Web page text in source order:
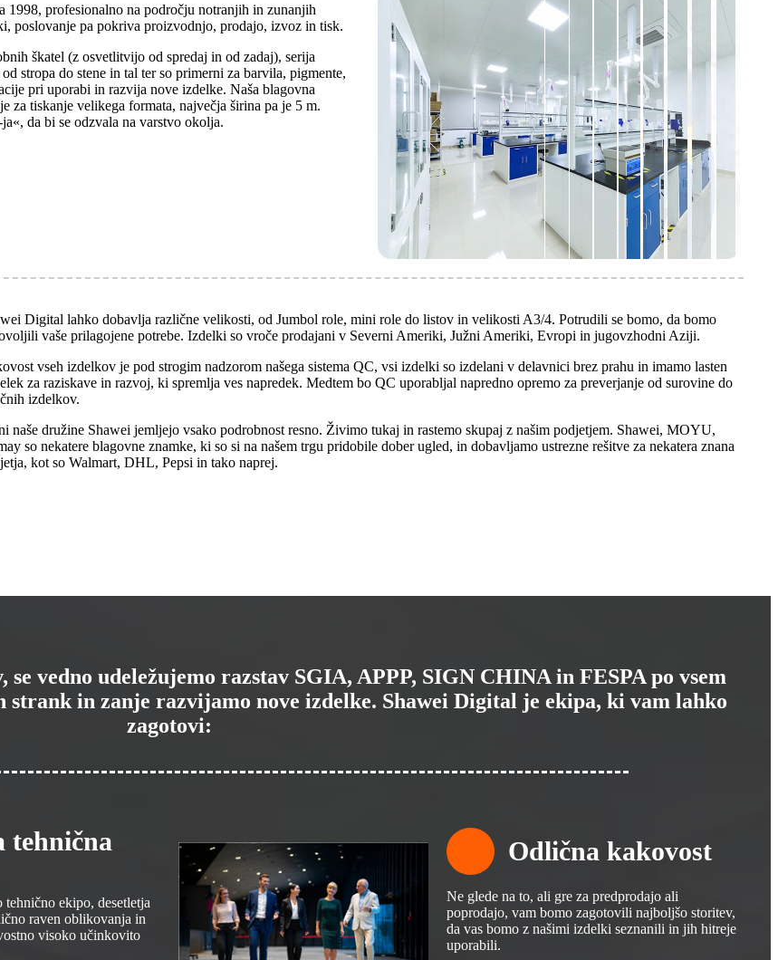
profesionalno na področju notranjih in zunanjih
poslovanje pa pokriva proizvodnjo, prodajo, izvoz in tisk.
škatel (z osvetlitvijo od spredaj in od zadaj), serija
stropa do stene in tal ter so primerni za barvila, pigmente,
pri uporabi in razvija nove izdelke. Naša blagovna
tiskanje velikega formata, največja širina pa je 5 m.
da bi se odzvala na varstvo okolja.
Digital lahko dobavlja različne velikosti, od Jumbol role, mini role do listov in velikosti A3/4. Potrudili se bomo, da bomo
vaše prilagojene potrebe. Izdelki so vroče prodajani v Severni Ameriki, Južni Ameriki, Evropi in jugovzhodni Aziji.
vseh izdelkov je pod strogim nadzorom našega sistema QC, vsi izdelki so izdelani v delavnici brez prahu in imamo lasten
za raziskave in razvoj, ki spremlja ves napredek. Medtem bo QC uporabljal napredno opremo za preverjanje od surovine do
izdelkov.
naše družine Shawei jemljejo vsako podrobnost resno. Živimo tukaj in rastemo skupaj z našim podjetjem. Shawei, MOYU,
so nekatere blagovne znamke, ki so si na našem trgu pridobile dober ugled, in dobavljamo ustrezne rešitve za nekatera znana
kot so Walmart, DHL, Pepsi in tako naprej.
vedno udeležujemo razstav SGIA, APPP, SIGN CHINA in FESPA po vsem
in zanje razvijamo nove izdelke. Shawei Digital je ekipa, ki vam lahko
zagotovi:
tehnična
ekipo, desetletja
raven oblikovanja in
visoko učinkovito
Odlična kakovost
Ne glede na to, ali gre za predprodajo ali
poprodajo, vam bomo zagotovili najboljšo storitev,
da vas bomo z našimi izdelki seznanili in jih hitreje
uporabili.